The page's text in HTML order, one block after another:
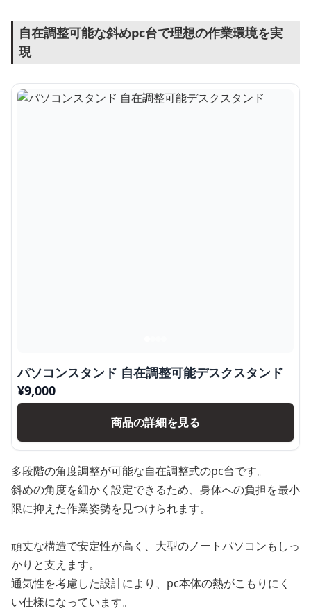
自在調整可能な斜めpc台で理想の作業環境を実
現
パソコンスタンド 自在調整可能デスクスタンド
¥9,000
商品の詳細を見る
多段階の角度調整が可能な自在調整式のpc台です。
斜めの角度を細かく設定できるため、身体への負担を最小
限に抑えた作業姿勢を見つけられます。
頑丈な構造で安定性が高く、大型のノートパソコンもしっ
かりと支えます。
通気性を考慮した設計により、pc本体の熱がこもりにく
い仕様になっています。